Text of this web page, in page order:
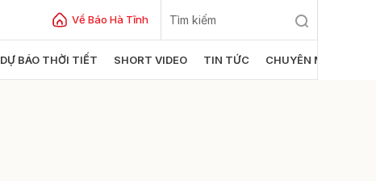
Về Báo Hà Tĩnh
DỰ BÁO THỜI TIẾT SHORT VIDEO TIN TỨC CHUYÊN MỤC